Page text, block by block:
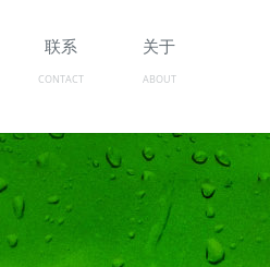
联系
CONTACT
关于
ABOUT